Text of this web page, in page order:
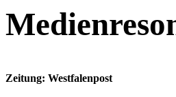
Zeitung:Westfalenpost